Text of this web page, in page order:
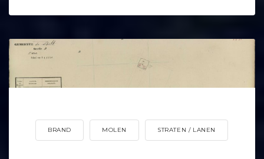
BRAND MOLEN STRATEN / LANEN